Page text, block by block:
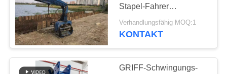
FORDERN
SIE EIN
ZITAT
Stapel-Fahrer
Equipment
Verhandlungsfähig MOQ:1
KONTAKT
GRIFF-Schwingungs-